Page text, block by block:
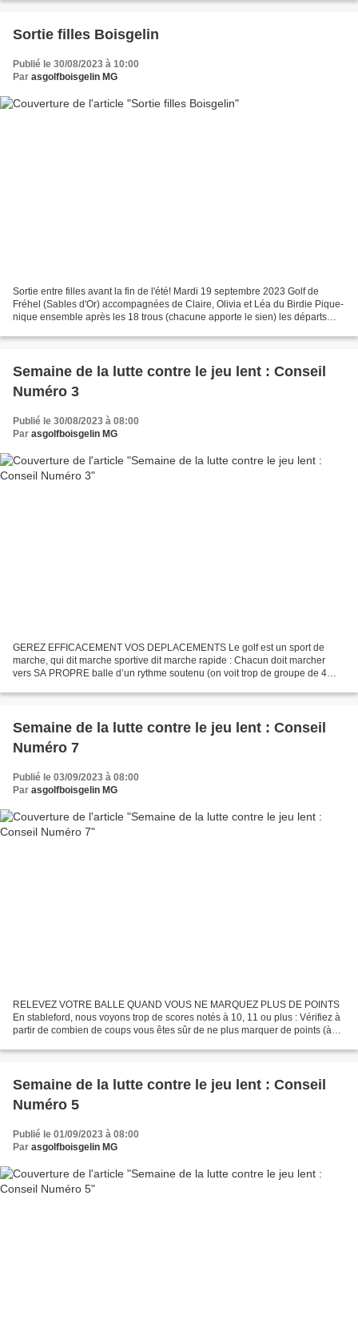
Sortie filles Boisgelin
Publié le 30/08/2023 à 10:00
Par asgolfboisgelin MG
Sortie entre filles avant la fin de l'été! Mardi 19 septembre 2023 Golf de
Fréhel (Sables d'Or) accompagnées de Claire, Olivia et Léa du Birdie Pique-
nique ensemble après les 18 trous (chacune apporte le sien) les départs
Semaine de la lutte contre le jeu lent : Conseil
Numéro 3
Publié le 30/08/2023 à 08:00
Par asgolfboisgelin MG
GEREZ EFFICACEMENT VOS DEPLACEMENTS Le golf est un sport de
marche, qui dit marche sportive dit marche rapide : Chacun doit marcher
vers SA PROPRE balle d’un rythme soutenu (on voit trop de groupe de 4
Semaine de la lutte contre le jeu lent : Conseil
Numéro 7
Publié le 03/09/2023 à 08:00
Par asgolfboisgelin MG
RELEVEZ VOTRE BALLE QUAND VOUS NE MARQUEZ PLUS DE POINTS
En stableford, nous voyons trop de scores notés à 10, 11 ou plus : Vérifiez à
partir de combien de coups vous êtes sûr de ne plus marquer de points (à
Semaine de la lutte contre le jeu lent : Conseil
Numéro 5
Publié le 01/09/2023 à 08:00
Par asgolfboisgelin MG